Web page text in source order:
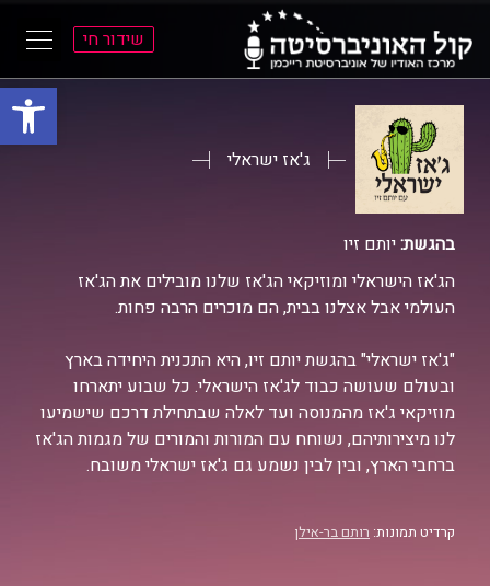
פתח
שידור חי
ג'אז ישראלי
בהגשת:יותם זיו
הג'אז הישראלי ומוזיקאי הג'אז שלנו מובילים את הג'אז
העולמי אבל אצלנו בבית, הם מוכרים הרבה פחות.
"ג'אז ישראלי" בהגשת יותם זיו, היא התכנית היחידה בארץ
ובעולם שעושה כבוד לג'אז הישראלי. כל שבוע יתארחו
מוזיקאי ג'אז מהמנוסה ועד לאלה שבתחילת דרכם שישמיעו
לנו מיצירותיהם, נשוחח עם המורות והמורים של מגמות הג'אז
ברחבי הארץ, ובין לבין נשמע גם ג'אז ישראלי משובח.
קרדיט תמונות: רותם בר-אילן